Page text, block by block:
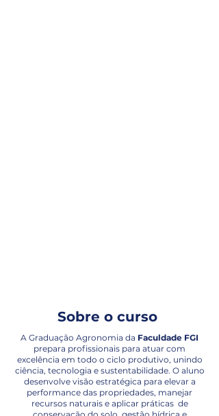
Sobre o curso
A Graduação Agronomia da Faculdade FGI
prepara profissionais para atuar com
excelência em todo o ciclo produtivo, unindo
ciência, tecnologia e sustentabilidade. O aluno
desenvolve visão estratégica para elevar a
performance das propriedades, manejar
recursos naturais e aplicar práticas de